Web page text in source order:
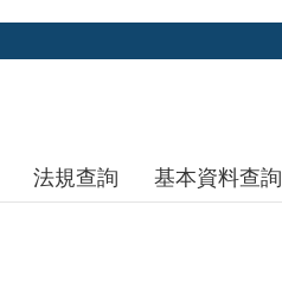
法規查詢 基本資料查詢